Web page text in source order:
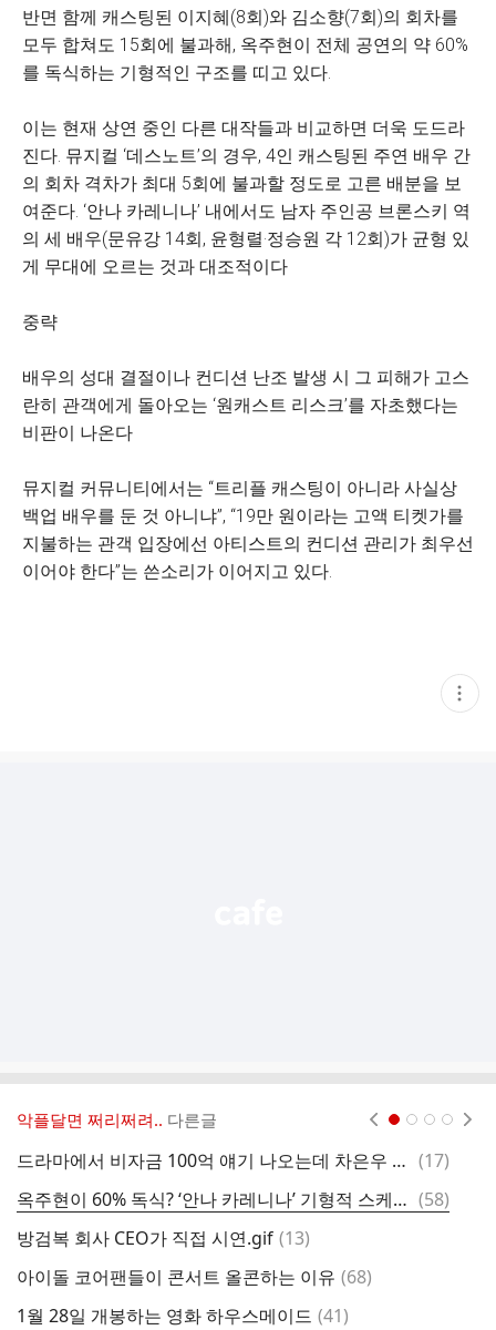
반면 함께 캐스팅된 이지혜(8회)와 김소향(7회)의 회차를
모두 합쳐도 15회에 불과해, 옥주현이 전체 공연의 약 60%
를 독식하는 기형적인 구조를 띠고 있다.
이는 현재 상연 중인 다른 대작들과 비교하면 더욱 도드라
진다. 뮤지컬 ‘데스노트’의 경우, 4인 캐스팅된 주연 배우 간
의 회차 격차가 최대 5회에 불과할 정도로 고른 배분을 보
여준다. ‘안나 카레니나’ 내에서도 남자 주인공 브론스키 역
의 세 배우(문유강 14회, 윤형렬·정승원 각 12회)가 균형 있
게 무대에 오르는 것과 대조적이다
중략
배우의 성대 결절이나 컨디션 난조 발생 시 그 피해가 고스
란히 관객에게 돌아오는 ‘원캐스트 리스크’를 자초했다는
비판이 나온다
뮤지컬 커뮤니티에서는 “트리플 캐스팅이 아니라 사실상
백업 배우를 둔 것 아니냐”, “19만 원이라는 고액 티켓가를
지불하는 관객 입장에선 아티스트의 컨디션 관리가 최우선
이어야 한다”는 쓴소리가 이어지고 있다.
현
재
악플달면 쩌리쩌려.. 다른글
드라마에서 비자금 100억 얘기 나오는데 차은우 생각나더라 댓
(17)
옥주현이 60% 독식? ‘안나 카레니나’ 기형적 스케줄에 뮤지컬 팬들 ‘부글부글’ 댓
글
(58)
방검복 회사 CEO가 직접 시연.gif 댓
(13)
아이돌 코어팬들이 콘서트 올콘하는 이유 댓
(68)
1월 28일 개봉하는 영화 하우스메이드 댓
(41)